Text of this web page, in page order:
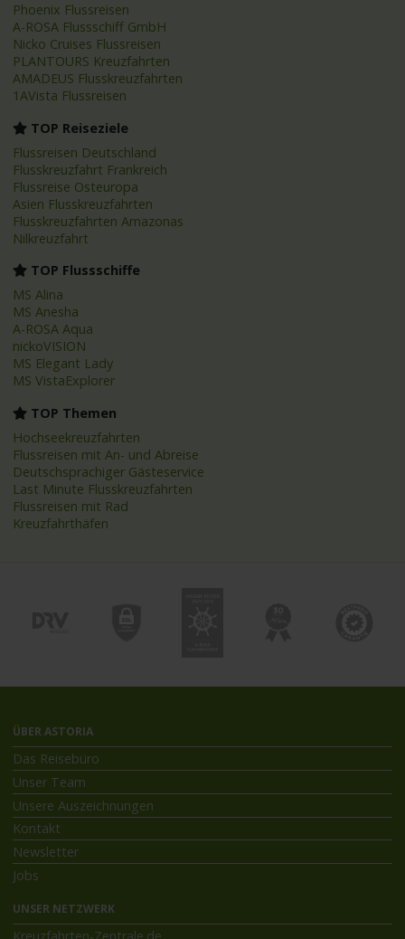
Phoenix Flussreisen
A-ROSA Flussschiff GmbH
Nicko Cruises Flussreisen
PLANTOURS Kreuzfahrten
AMADEUS Flusskreuzfahrten
1AVista Flussreisen
TOP Reiseziele
Flussreisen Deutschland
Flusskreuzfahrt Frankreich
Flussreise Osteuropa
Asien Flusskreuzfahrten
Flusskreuzfahrten Amazonas
Nilkreuzfahrt
TOP Flussschiffe
MS Alina
MS Anesha
A-ROSA Aqua
nickoVISION
MS Elegant Lady
MS VistaExplorer
TOP Themen
Hochseekreuzfahrten
Flussreisen mit An- und Abreise
Deutschsprachiger Gästeservice
Last Minute Flusskreuzfahrten
Flussreisen mit Rad
Kreuzfahrthäfen
ÜBER ASTORIA
Das Reisebüro
Unser Team
Unsere Auszeichnungen
Kontakt
Newsletter
Jobs
UNSER NETZWERK